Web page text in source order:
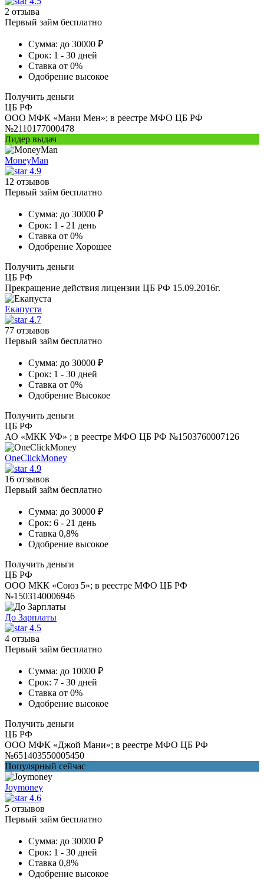
2 отзыва
Первый займ бесплатно
Сумма: до 30000 ₽
Срок: 1 - 30 дней
Ставка от 0%
Одобрение высокое
Получить деньги
ЦБ РФ
ООО МФК «Мани Мен»; в реестре МФО ЦБ РФ
№2110177000478
Лидер выдач
MoneyMan
4.9
12 отзывов
Первый займ бесплатно
Сумма: до 30000 ₽
Срок: 1 - 21 день
Ставка от 0%
Одобрение Хорошее
Получить деньги
ЦБ РФ
Прекращение действия лицензии ЦБ РФ 15.09.2016г.
Екапуста
4.7
77 отзывов
Первый займ бесплатно
Сумма: до 30000 ₽
Срок: 1 - 30 дней
Ставка от 0%
Одобрение Высокое
Получить деньги
ЦБ РФ
АО «МКК УФ» ; в реестре МФО ЦБ РФ №1503760007126
OneClickMoney
4.9
16 отзывов
Первый займ бесплатно
Сумма: до 30000 ₽
Срок: 6 - 21 день
Ставка 0,8%
Одобрение высокое
Получить деньги
ЦБ РФ
ООО МКК «Союз 5»; в реестре МФО ЦБ РФ
№1503140006946
До Зарплаты
4.5
4 отзыва
Первый займ бесплатно
Сумма: до 10000 ₽
Срок: 7 - 30 дней
Ставка от 0%
Одобрение высокое
Получить деньги
ЦБ РФ
ООО МФК «Джой Мани»; в реестре МФО ЦБ РФ
№651403550005450
Популярный сейчас
Joymoney
4.6
5 отзывов
Первый займ бесплатно
Сумма: до 30000 ₽
Срок: 1 - 30 дней
Ставка 0,8%
Одобрение высокое